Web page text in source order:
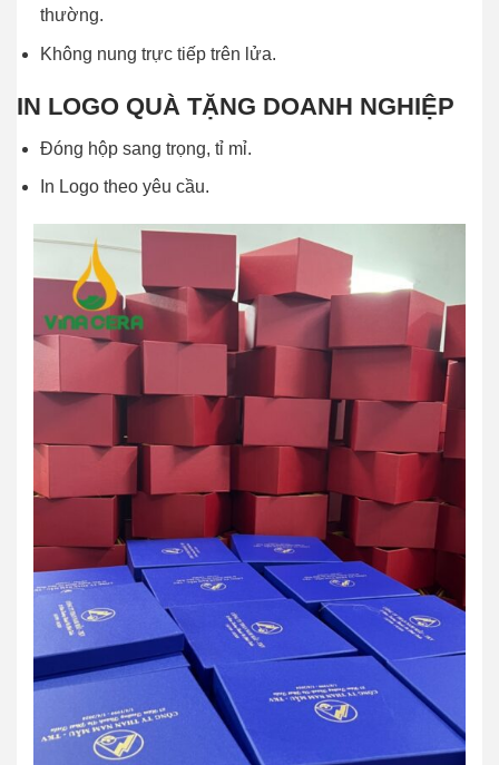
thường.
Không nung trực tiếp trên lửa.
IN LOGO QUÀ TẶNG DOANH NGHIỆP
Đóng hộp sang trọng, tỉ mỉ.
In Logo theo yêu cầu.